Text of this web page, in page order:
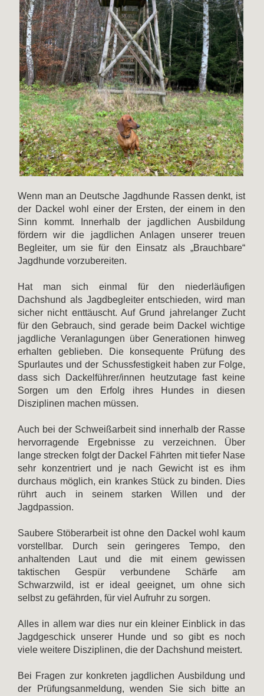
Wenn man an Deutsche Jagdhunde Rassen denkt, ist
der Dackel wohl einer der Ersten, der einem in den
Sinn kommt. Innerhalb der jagdlichen Ausbildung
fördern wir die jagdlichen Anlagen unserer treuen
Begleiter, um sie für den Einsatz als „Brauchbare“
Jagdhunde vorzubereiten.
Hat man sich einmal für den niederläufigen
Dachshund als Jagdbegleiter entschieden, wird man
sicher nicht enttäuscht. Auf Grund jahrelanger Zucht
für den Gebrauch, sind gerade beim Dackel wichtige
jagdliche Veranlagungen über Generationen hinweg
erhalten geblieben. Die konsequente Prüfung des
Spurlautes und der Schussfestigkeit haben zur Folge,
dass sich Dackelführer/innen heutzutage fast keine
Sorgen um den Erfolg ihres Hundes in diesen
Disziplinen machen müssen.
Auch bei der Schweißarbeit sind innerhalb der Rasse
hervorragende Ergebnisse zu verzeichnen. Über
lange strecken folgt der Dackel Fährten mit tiefer Nase
sehr konzentriert und je nach Gewicht ist es ihm
durchaus möglich, ein krankes Stück zu binden. Dies
rührt auch in seinem starken Willen und der
Jagdpassion.
Saubere Stöberarbeit ist ohne den Dackel wohl kaum
vorstellbar. Durch sein geringeres Tempo, den
anhaltenden Laut und die mit einem gewissen
taktischen Gespür verbundene Schärfe am
Schwarzwild, ist er ideal geeignet, um ohne sich
selbst zu gefährden, für viel Aufruhr zu sorgen.
Alles in allem war dies nur ein kleiner Einblick in das
Jagdgeschick unserer Hunde und so gibt es noch
viele weitere Disziplinen, die der Dachshund meistert.
Bei Fragen zur konkreten jagdlichen Ausbildung und
der Prüfungsanmeldung, wenden Sie sich bitte an